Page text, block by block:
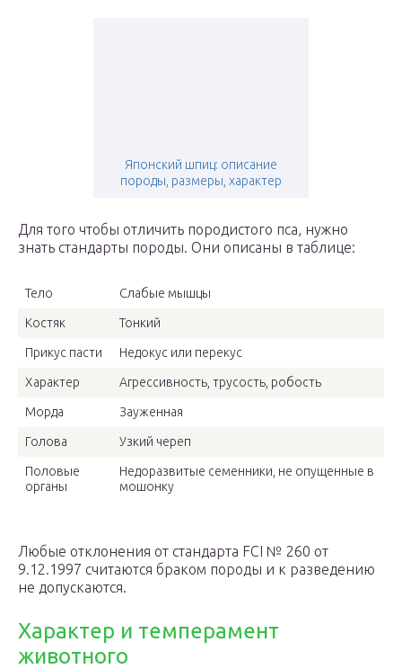
Японский шпиц: описание
породы, размеры, характер
Для того чтобы отличить породистого пса, нужно
знать стандарты породы. Они описаны в таблице:
Тело Слабые мышцы
Костяк Тонкий
Прикус пасти Недокус или перекус
Характер Агрессивность, трусость, робость
Морда Зауженная
Голова Узкий череп
Половые
органы
Недоразвитые семенники, не опущенные в
мошонку
Любые отклонения от стандарта FCI № 260 от
9.12.1997 считаются браком породы и к разведению
не допускаются.
Характер и темперамент
животного